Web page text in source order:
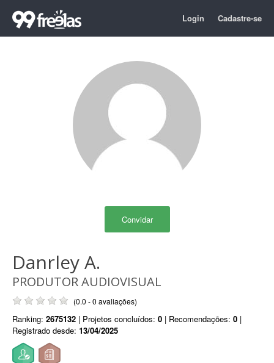
Login Cadastre-se
Convidar
Danrley A.
PRODUTOR AUDIOVISUAL
(0.0 - 0 avaliações)
Ranking: 2675132 | Projetos concluídos: 0 | Recomendações: 0 |
Registrado desde: 13/04/2025